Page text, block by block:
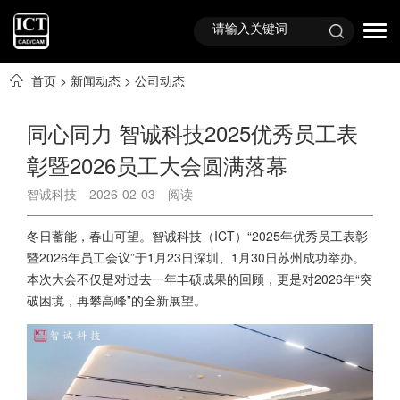
首页 > 新闻动态 > 公司动态
同心同力 智诚科技2025优秀员工表
彰暨2026员工大会圆满落幕
智诚科技 2026-02-03 阅读
冬日蓄能，春山可望。智诚科技（ICT）“2025年优秀员工表彰
暨2026年员工会议”于1月23日深圳、1月30日苏州成功举办。
本次大会不仅是对过去一年丰硕成果的回顾，更是对2026年“突
破困境，再攀高峰”的全新展望。